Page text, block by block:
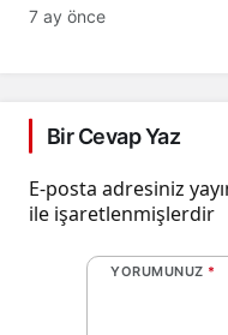
kapatılacak
7 ay önce
Bir Cevap Yaz
E-posta adresiniz
ile işaretlenmişlerdir
YORUMUNUZ *